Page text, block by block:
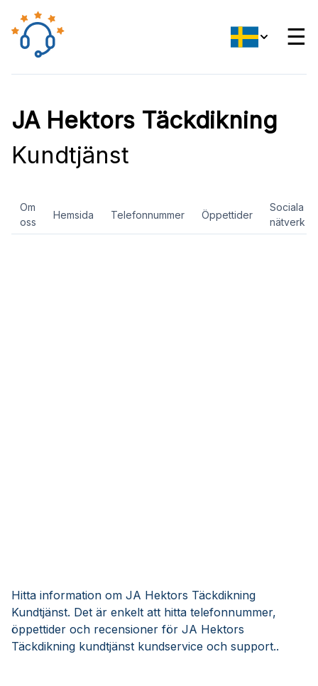
☰
JA Hektors Täckdikning
Kundtjänst
Om
oss
Hemsida Telefonnummer Öppettider
Sociala
nätverk
Hitta information om JA Hektors Täckdikning
Kundtjänst. Det är enkelt att hitta telefonnummer,
öppettider och recensioner för JA Hektors
Täckdikning kundtjänst kundservice och support..